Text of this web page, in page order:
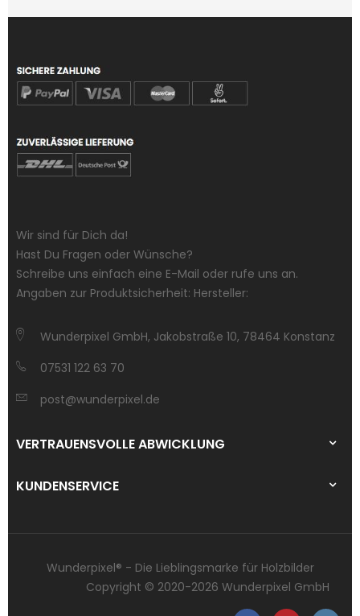
Wir sind für Dich da!
Hast Du Fragen oder Wünsche?
Schreibe uns einfach eine E-Mail oder rufe uns an.
Angaben zur Produktsicherheit: Hersteller:
Wunderpixel GmbH, Jakobstraße 10, 78464 Konstanz
07531 122 63 70
post@wunderpixel.de
VERTRAUENSVOLLE ABWICKLUNG
KUNDENSERVICE
Wunderpixel® - Die Lieblingsmarke für Holzbilder
Copyright © 2020-2026 Wunderpixel GmbH